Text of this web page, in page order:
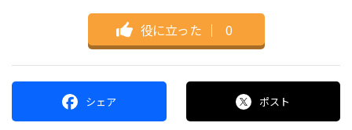
役に立った ｜ 0
シェア ポスト